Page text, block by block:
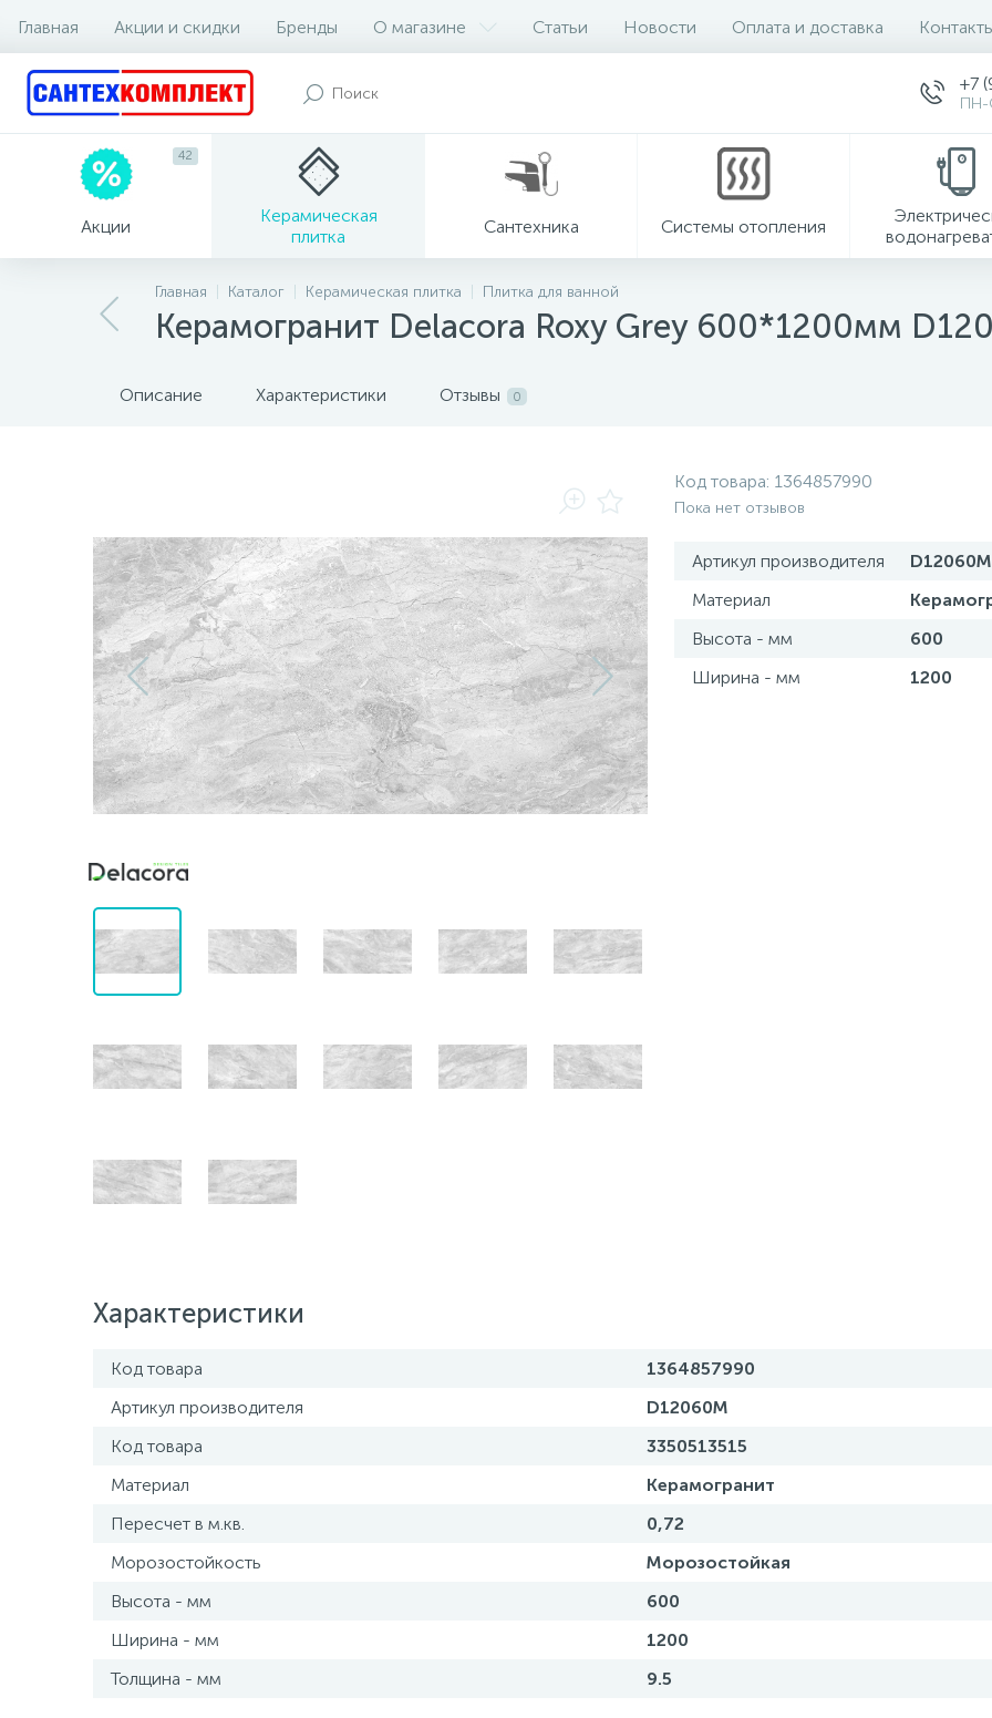
Главная Акции и скидки Бренды О магазине Статьи Новости Оплата и доставка
+7
ПН-
Акции
42
Керамическая
плитка
Сантехника Системы отопления
Главная Каталог Керамическая плитка Плитка для ванной
Керамогранит Delacora Roxy Grey 600*1200мм
Описание Характеристики Отзывы 0
Код товара: 1364857990
Пока нет отзывов
Артикул производителя
D12060M
Материал
Высота - мм
600
Ширина - мм
1200
Характеристики
Код товара
1364857990
Артикул производителя
D12060M
Код товара
3350513515
Материал
Керамогранит
Пересчет в м.кв.
0,72
Морозостойкость
Морозостойкая
Высота - мм
600
Ширина - мм
1200
Толщина - мм
9.5